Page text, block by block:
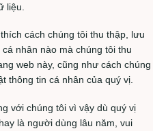
liệu.
cách chúng tôi thu thập, lưu
nhân nào mà chúng tôi thu
web này, cũng như cách chúng
thông tin cá nhân của quý vị.
với chúng tôi vì vậy dù quý vị
là người dùng lâu năm, vui